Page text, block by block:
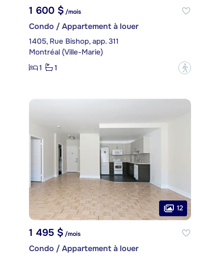
1 600 $ /mois
Condo / Appartement à louer
1405, Rue Bishop, app. 311
Montréal (Ville-Marie)
1
1 ?
12
1 495 $/mois
Condo / Appartement à louer